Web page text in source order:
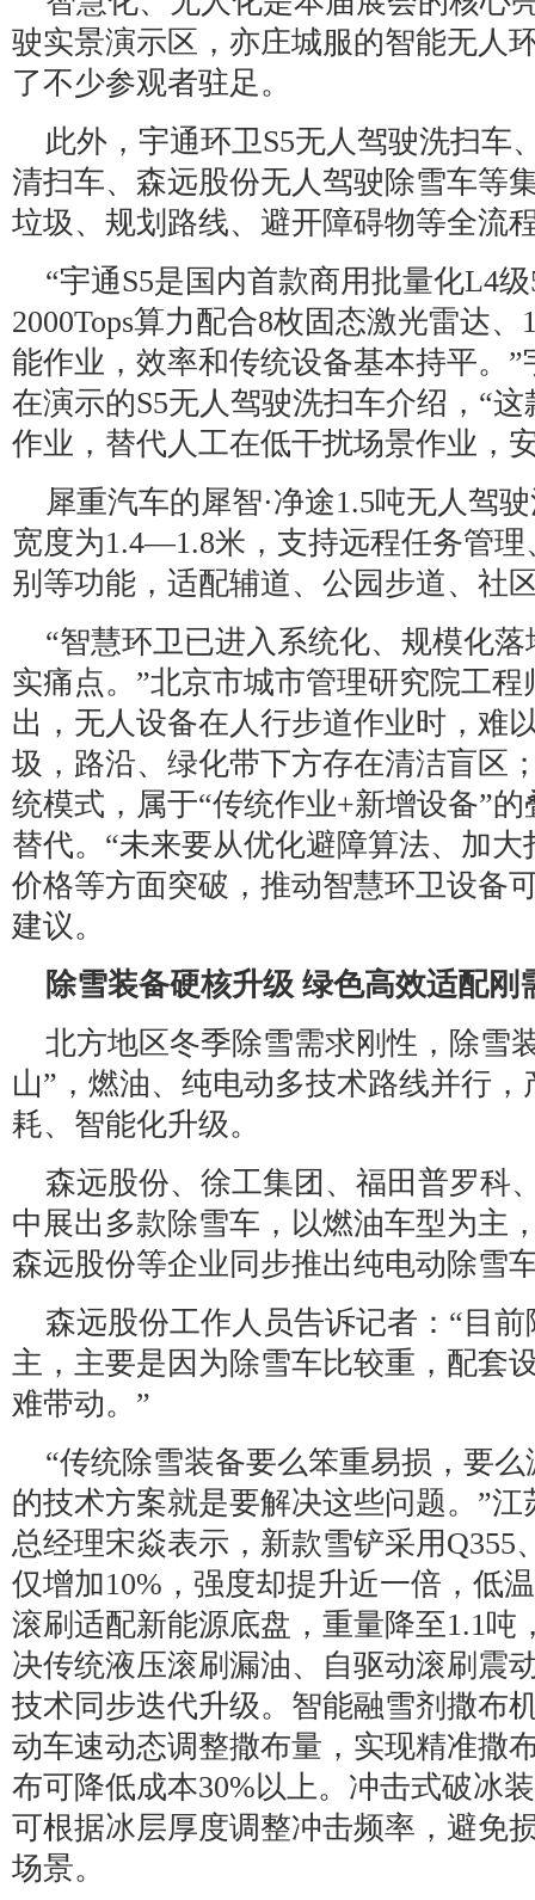
驶实景演示区，亦庄城服的智能无人
了不少参观者驻足。
此外，宇通环卫S5无人驾驶洗扫车
清扫车、森远股份无人驾驶除雪车等
垃圾、规划路线、避开障碍物等全流
“宇通S5是国内首款商用批量化L4
2000Tops算力配合8枚固态激光雷达
能作业，效率和传统设备基本持平。
在演示的S5无人驾驶洗扫车介绍，“
作业，替代人工在低干扰场景作业，
犀重汽车的犀智·净途1.5吨无人驾
宽度为1.4—1.8米，支持远程任务管
别等功能，适配辅道、公园步道、社
“智慧环卫已进入系统化、规模化
实痛点。”北京市城市管理研究院工
出，无人设备在人行步道作业时，难
圾，路沿、绿化带下方存在清洁盲区
统模式，属于“传统作业+新增设备”
替代。“未来要从优化避障算法、加
价格等方面突破，推动智慧环卫设备
建议。
除雪装备硬核升级 绿色高效适配刚
北方地区冬季除雪需求刚性，除雪
山”，燃油、纯电动多技术路线并行
耗、智能化升级。
森远股份、徐工集团、福田普罗科
中展出多款除雪车，以燃油车型为主
森远股份等企业同步推出纯电动除雪
森远股份工作人员告诉记者：“目
主，主要是因为除雪车比较重，配套
难带动。”
“传统除雪装备要么笨重易损，要
的技术方案就是要解决这些问题。”
总经理宋焱表示，新款雪铲采用Q355
仅增加10%，强度却提升近一倍，低
滚刷适配新能源底盘，重量降至1.1吨
决传统液压滚刷漏油、自驱动滚刷震
技术同步迭代升级。智能融雪剂撒布
动车速动态调整撒布量，实现精准撒
布可降低成本30%以上。冲击式破冰
可根据冰层厚度调整冲击频率，避免
场景。